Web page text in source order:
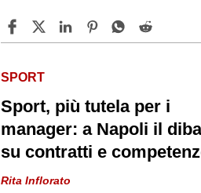
SPORT
Sport, più tutela per i
manager: a Napoli il
su contratti e
Rita Inflorato